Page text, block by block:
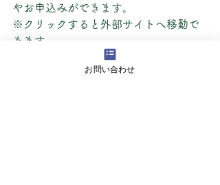
やお申込みができます。
※クリックすると外部サイトへ移動で
きます。
Ａ．マイナビ2022から申し込む
お問い合わせ